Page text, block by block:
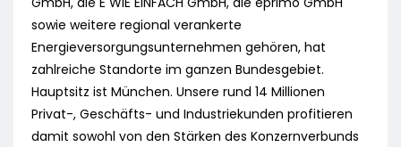
sowie weitere regional verankerte
Energieversorgungsunternehmen gehören, hat
zahlreiche Standorte im ganzen Bundesgebiet.
Hauptsitz ist München. Unsere rund 14 Millionen
Privat-, Geschäfts- und Industriekunden profitieren
damit sowohl von den Stärken des Konzernverbunds